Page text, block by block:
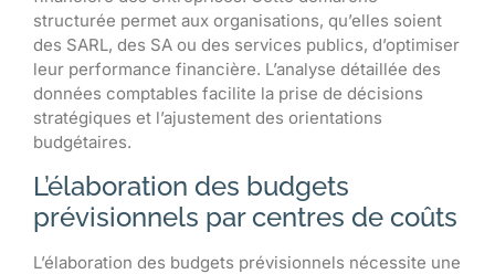
structurée permet aux organisations, qu’elles soient
des SARL, des SA ou des services publics, d’optimiser
leur performance financière. L’analyse détaillée des
données comptables facilite la prise de décisions
stratégiques et l’ajustement des orientations
budgétaires.
L’élaboration des budgets
prévisionnels par centres de coûts
L’élaboration des budgets prévisionnels nécessite une